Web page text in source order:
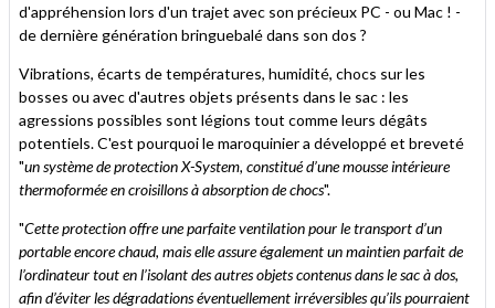
d'appréhension lors d'un trajet avec son précieux PC - ou Mac ! -
de dernière génération bringuebalé dans son dos ?
Vibrations, écarts de températures, humidité, chocs sur les
bosses ou avec d'autres objets présents dans le sac : les
agressions possibles sont légions tout comme leurs dégâts
potentiels. C'est pourquoi le maroquinier a développé et breveté
"un système de protection X-System, constitué d’une mousse intérieure
thermoformée en croisillons à absorption de chocs".
"Cette protection offre une parfaite ventilation pour le transport d’un
portable encore chaud, mais elle assure également un maintien parfait de
l’ordinateur tout en l’isolant des autres objets contenus dans le sac à dos,
afin d’éviter les dégradations éventuellement irréversibles qu’ils pourraient